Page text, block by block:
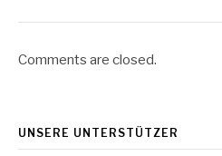
Comments are closed.
UNSERE UNTERSTÜTZER